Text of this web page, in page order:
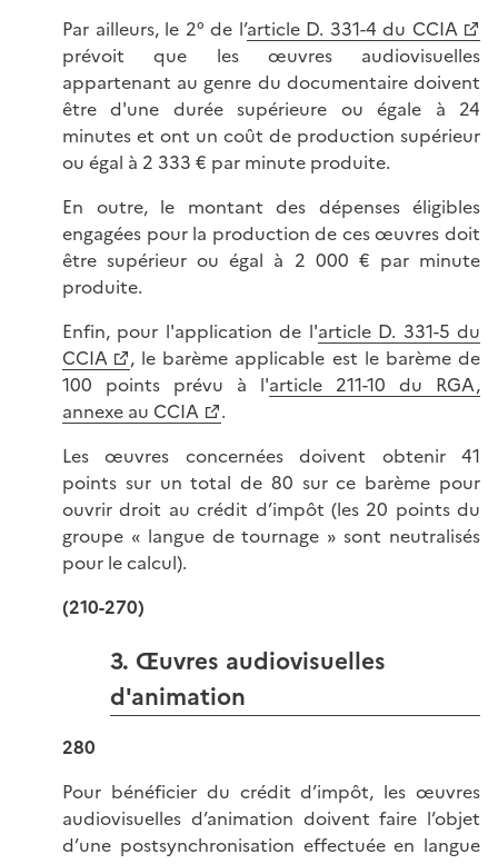
Par ailleurs, le 2° de l’article D. 331-4 du CCIA
prévoit que les œuvres audiovisuelles
appartenant au genre du documentaire doivent
être d'une durée supérieure ou égale à 24
minutes et ont un coût de production supérieur
ou égal à 2 333 € par minute produite.
En outre, le montant des dépenses éligibles
engagées pour la production de ces œuvres doit
être supérieur ou égal à 2 000 € par minute
produite.
Enfin, pour l'application de l'article D. 331-5 du
CCIA
, le barème applicable est le barème de
100 points prévu à l'article 211-10 du RGA,
annexe au CCIA
.
Les œuvres concernées doivent obtenir 41
points sur un total de 80 sur ce barème pour
ouvrir droit au crédit d’impôt (les 20 points du
groupe « langue de tournage » sont neutralisés
pour le calcul).
(210-270)
3. Œuvres audiovisuelles
d'animation
280
Pour bénéficier du crédit d’impôt, les œuvres
audiovisuelles d’animation doivent faire l’objet
d’une postsynchronisation effectuée en langue